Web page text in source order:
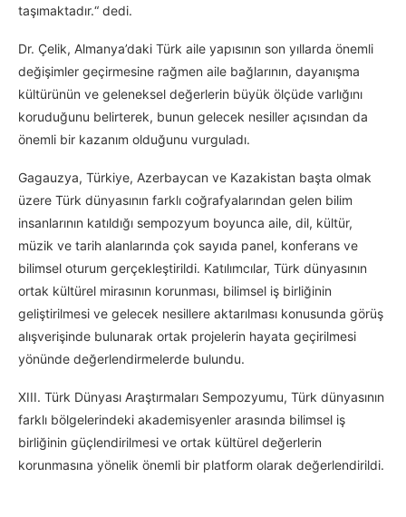
taşımaktadır.“ dedi.
Dr. Çelik, Almanya’daki Türk aile yapısının son yıllarda önemli
değişimler geçirmesine rağmen aile bağlarının, dayanışma
kültürünün ve geleneksel değerlerin büyük ölçüde varlığını
koruduğunu belirterek, bunun gelecek nesiller açısından da
önemli bir kazanım olduğunu vurguladı.
Gagauzya, Türkiye, Azerbaycan ve Kazakistan başta olmak
üzere Türk dünyasının farklı coğrafyalarından gelen bilim
insanlarının katıldığı sempozyum boyunca aile, dil, kültür,
müzik ve tarih alanlarında çok sayıda panel, konferans ve
bilimsel oturum gerçekleştirildi. Katılımcılar, Türk dünyasının
ortak kültürel mirasının korunması, bilimsel iş birliğinin
geliştirilmesi ve gelecek nesillere aktarılması konusunda görüş
alışverişinde bulunarak ortak projelerin hayata geçirilmesi
yönünde değerlendirmelerde bulundu.
XIII. Türk Dünyası Araştırmaları Sempozyumu, Türk dünyasının
farklı bölgelerindeki akademisyenler arasında bilimsel iş
birliğinin güçlendirilmesi ve ortak kültürel değerlerin
korunmasına yönelik önemli bir platform olarak değerlendirildi.